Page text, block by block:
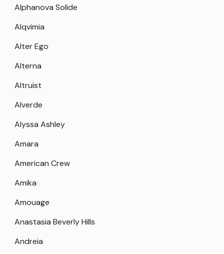
Alphanova Solide
Alqvimia
Alter Ego
Alterna
Altruist
Alverde
Alyssa Ashley
Amara
American Crew
Amika
Amouage
Anastasia Beverly Hills
Andreia